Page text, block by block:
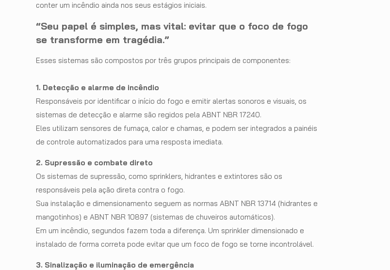
conter um incêndio ainda nos seus estágios iniciais.
“Seu papel é simples, mas vital: evitar que o foco de fogo
se transforme em tragédia.”
Esses sistemas são compostos por três grupos principais de componentes:
1. Detecção e alarme de incêndio
Responsáveis por identificar o início do fogo e emitir alertas sonoros e visuais, os
sistemas de detecção e alarme são regidos pela ABNT NBR 17240.
Eles utilizam sensores de fumaça, calor e chamas, e podem ser integrados a painéis
de controle automatizados para uma resposta imediata.
2. Supressão e combate direto
Os sistemas de supressão, como sprinklers, hidrantes e extintores são os
responsáveis pela ação direta contra o fogo.
Sua instalação e dimensionamento seguem as normas ABNT NBR 13714 (hidrantes e
mangotinhos) e ABNT NBR 10897 (sistemas de chuveiros automáticos).
Em um incêndio, segundos fazem toda a diferença. Um sprinkler dimensionado e
instalado de forma correta pode evitar que um foco de fogo se torne incontrolável.
3. Sinalização e iluminação de emergência